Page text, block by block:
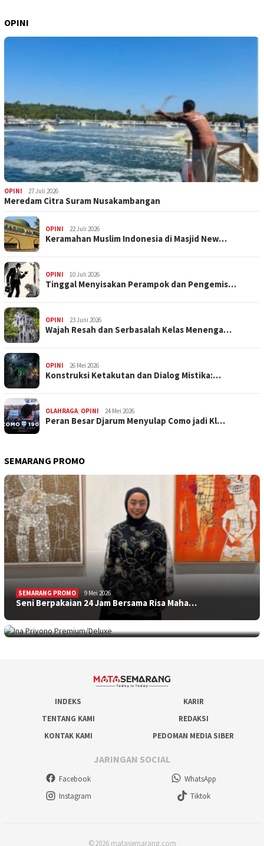
OPINI
OPINI 27 Juli 2026
Meredam Citra Suram Nusakambangan
OPINI 22 Juli 2026
Keramahan Muslim Indonesia di Masjid New…
OPINI 10 Juli 2026
Tinggal Menyisakan Perampok dan Pengemis…
OPINI 23 Juni 2026
Wajah Resah dan Serbasalah Kelas Menenga…
OPINI 26 Mei 2026
Konstruksi Ketakutan dan Dialog Mistika:…
OLAHRAGA OPINI 24 Mei 2026
Peran Besar Djarum Menyulap Como jadi Kl…
SEMARANG PROMO
SEMARANG PROMO 9 Mei 2026
Seni Berpakaian 24 Jam Bersama Risa Maha…
SEMARANG PROMO 5 Mei 2026
Intip Koleksi Ina Priyono, Jenama Fesyen…
INDEKS
KARIR
TENTANG KAMI
REDAKSI
KONTAK KAMI
PEDOMAN MEDIA SIBER
JARINGAN SOCIAL
Facebook
WhatsApp
Instagram
Tiktok
©2026 matasemarang.com